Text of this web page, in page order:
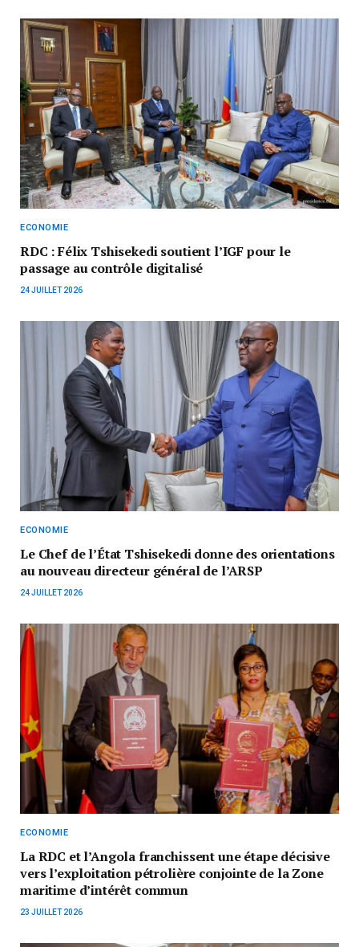
ECONOMIE
RDC : Félix Tshisekedi soutient l’IGF pour le
passage au contrôle digitalisé
24 JUILLET 2026
ECONOMIE
‎Le Chef de l’État Tshisekedi donne des orientations
au nouveau directeur général de l’ARSP
24 JUILLET 2026
ECONOMIE
La RDC et l’Angola franchissent une étape décisive
vers l’exploitation pétrolière conjointe de la Zone
maritime d’intérêt commun
23 JUILLET 2026